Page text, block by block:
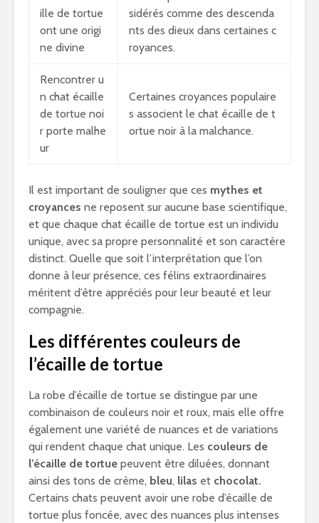
ille de tortue
ont une origi
ne divine
sidérés comme des descenda
nts des dieux dans certaines c
royances.
Rencontrer u
n chat écaille
de tortue noi
r porte malhe
ur
Certaines croyances populaire
s associent le chat écaille de t
ortue noir à la malchance.
Il est important de souligner que ces mythes et
croyances ne reposent sur aucune base scientifique,
et que chaque chat écaille de tortue est un individu
unique, avec sa propre personnalité et son caractère
distinct. Quelle que soit l’interprétation que l’on
donne à leur présence, ces félins extraordinaires
méritent d’être appréciés pour leur beauté et leur
compagnie.
Les différentes couleurs de
l’écaille de tortue
La robe d’écaille de tortue se distingue par une
combinaison de couleurs noir et roux, mais elle offre
également une variété de nuances et de variations
qui rendent chaque chat unique. Les couleurs de
l’écaille de tortue peuvent être diluées, donnant
ainsi des tons de crème, bleu, lilas et chocolat.
Certains chats peuvent avoir une robe d’écaille de
tortue plus foncée, avec des nuances plus intenses